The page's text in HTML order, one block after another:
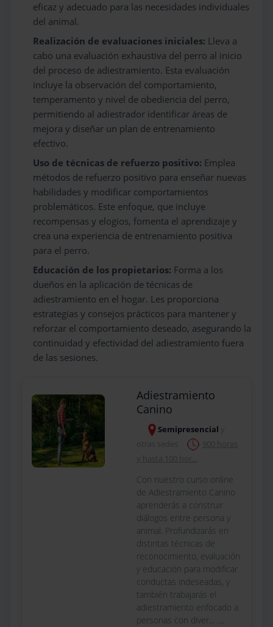
eficaz y adecuado para las necesidades individuales
del animal.
Realización de evaluaciones iniciales: Lleva a
cabo una evaluación exhaustiva del perro al inicio
del proceso de adiestramiento. Esta evaluación
incluye la observación del comportamiento,
temperamento y nivel de obediencia del perro,
permitiendo al adiestrador identificar áreas de
mejora y diseñar un plan de entrenamiento
efectivo.
Uso de técnicas de refuerzo positivo: Emplea
métodos de refuerzo positivo para enseñar nuevas
habilidades y modificar comportamientos
problemáticos. Este enfoque, que incluye
recompensas y elogios, fomenta el aprendizaje y
crea una experiencia de entrenamiento positiva
para el perro.
Educación de los propietarios: Forma a los
dueños en la aplicación de técnicas de
adiestramiento en el hogar. Les proporciona
estrategias y consejos prácticos para mantener y
reforzar el comportamiento deseado, asegurando la
continuidad y efectividad del adiestramiento fuera
de las sesiones.
Adiestramiento
Canino
Semipresencial
Con nuestro curso online
de Adiestramiento Canino
aprenderás a construir
diálogos entre persona y
animal. Profundizarás en
distintas técnicas de
reconocimiento, evaluación
y educación para modificar
conductas indeseadas, y
también trabajarás el
adiestramiento enfocado a
personas con diver... ....